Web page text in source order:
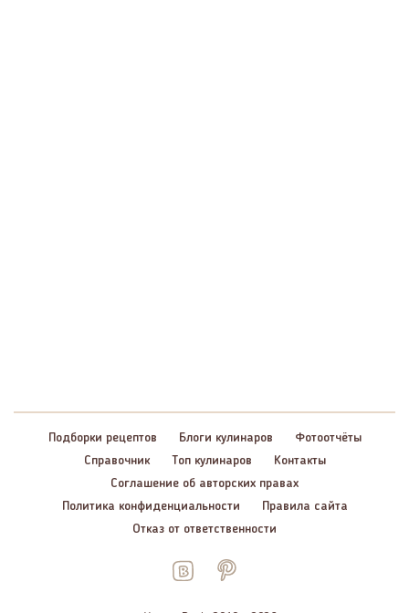
Подборки рецептов Блоги кулинаров
Фотоотчёты
Справочник
Топ кулинаров
Контакты
Соглашение об авторских правах
Политика конфиденциальности
Правила сайта
Отказ от ответственности